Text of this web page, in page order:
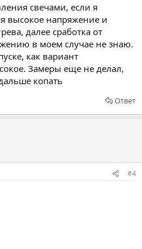
свечами, если я
высокое напряжение и
далее сработка от
в моем случае не знаю.
как вариант
Замеры еще не делал,
копать
Ответ
#4